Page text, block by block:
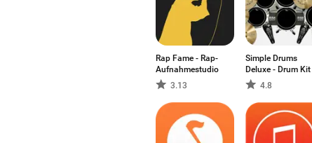
Rap Fame - Rap-
Aufnahmestudio
3.13
Simple Drums
Deluxe - Drum Kit
4.8